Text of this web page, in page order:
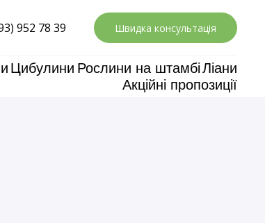
952 78 39 Швидка консультація
Цибулини Рослини на штамбіЛіани
Акційні пропозиції